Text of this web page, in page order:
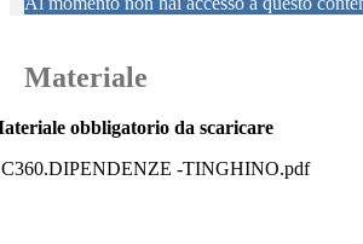
Materiale
obbligatorio da scaricare
-TINGHINO.pdf